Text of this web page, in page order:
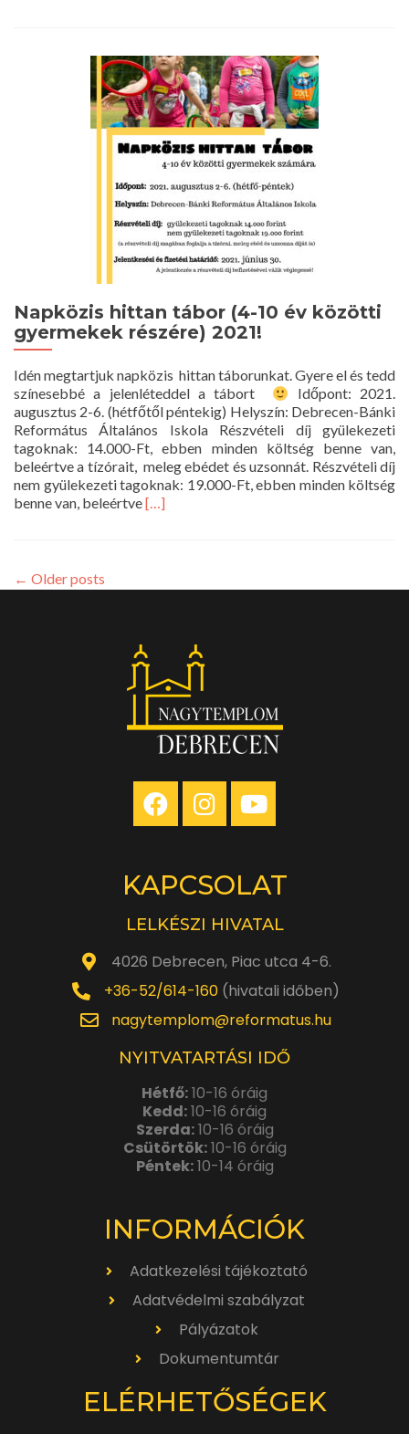
2021.03.21.
10
óra
Napközis hittan tábor (4-10 év közötti
gyermekek részére) 2021!
Idén megtartjuk napközis hittan táborunkat. Gyere el és tedd
színesebbé a jelenléteddel a tábort
Időpont: 2021.
augusztus 2-6. (hétfőtől péntekig) Helyszín: Debrecen-Bánki
Református Általános Iskola Részvételi díj gyülekezeti
tagoknak: 14.000-Ft, ebben minden költség benne van,
beleértve a tízórait, meleg ebédet és uzsonnát. Részvételi díj
nem gyülekezeti tagoknak: 19.000-Ft, ebben minden költség
benne van, beleértveRead
tábor
év
közötti
gyermekek
részére) 2021!
[…]
← Older posts
KAPCSOLAT
LELKÉSZI HIVATAL
4026 Debrecen, Piac utca 4-6.
+36-52/614-160(hivatali időben)
nagytemplom@reformatus.hu
NYITVATARTÁSI IDŐ
Hétfő:10-16 óráig
Kedd:10-16 óráig
Szerda:10-16 óráig
Csütörtök:10-16 óráig
Péntek:10-14 óráig
INFORMÁCIÓK
Adatkezelési tájékoztató
Adatvédelmi szabályzat
Pályázatok
Dokumentumtár
ELÉRHETŐSÉGEK